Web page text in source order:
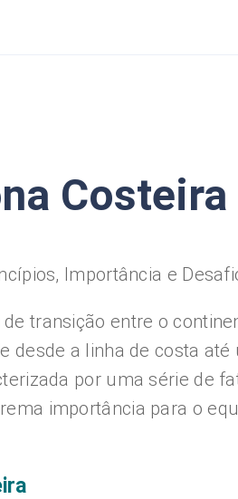
Costeira
Importância e
transição entre o
desde a linha de costa
por uma série de
importância para o